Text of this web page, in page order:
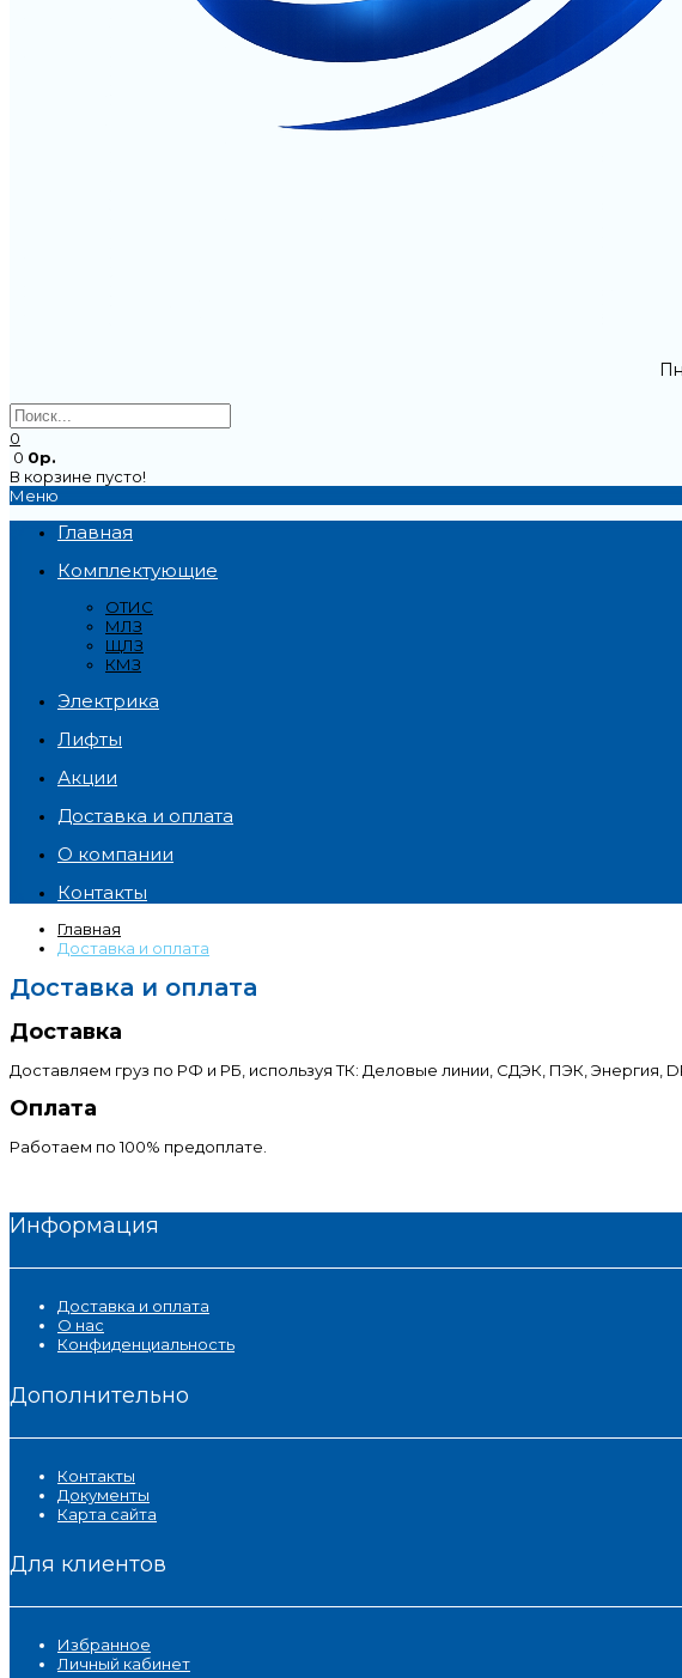
0
0 0р.
В корзине пусто!
Меню
Главная
Комплектующие
ОТИС
МЛЗ
ЩЛЗ
КМЗ
Электрика
Лифты
Акции
Доставка и оплата
О компании
Контакты
Главная
Доставка и оплата
Доставка и оплата
Доставка
Доставляем груз по РФ и РБ, используя ТК: Деловые линии, СДЭК, ПЭК, Энергия,
Оплата
Работаем по 100% предоплате.
Информация
Доставка и оплата
О нас
Конфиденциальность
Дополнительно
Контакты
Документы
Карта сайта
Для клиентов
Избранное
Личный кабинет